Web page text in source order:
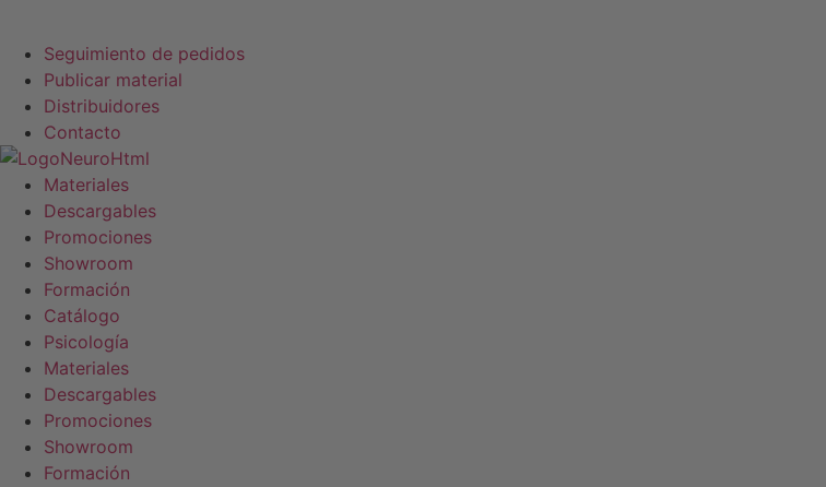
Seguimiento de pedidos
Publicar material
Distribuidores
Contacto
Materiales
Descargables
Promociones
Showroom
Formación
Catálogo
Psicología
Materiales
Descargables
Promociones
Showroom
Formación